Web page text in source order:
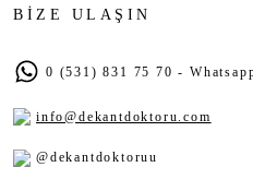
BİZE ULAŞIN
0 (531) 831 75 70 -
info@dekantdoktoru.com
@dekantdoktoruu